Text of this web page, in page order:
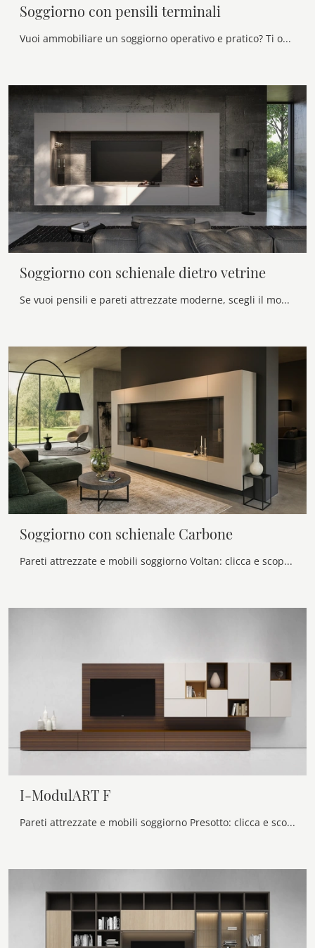
Soggiorno con pensili terminali
Vuoi ammobiliare un soggiorno operativo e pratico? Ti offriamo la parete attrezzata Soggiorno con pensili terminali Voltan dalle linee decise moderne.
Soggiorno con schienale dietro vetrine
Se vuoi pensili e pareti attrezzate moderne, scegli il modello Soggiorno con schienale dietro vetrine di Voltan: clicca e ottieni informazioni!
Soggiorno con schienale Carbone
Pareti attrezzate e mobili soggiorno Voltan: clicca e scopri il modello Soggiorno con schienale Carbone e potrai impreziosire stanze moderne di ogni ...
I-ModulART F
Pareti attrezzate e mobili soggiorno Presotto: clicca e scopri il modello I-ModulART F e potrai impreziosire stanze moderne di ogni genere.